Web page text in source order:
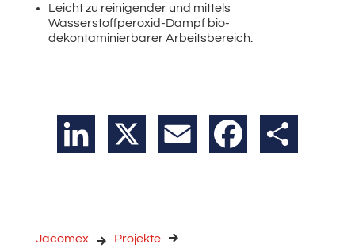
Leicht zu reinigender und mittels
Wasserstoffperoxid-Dampf bio-
dekontaminierbarer Arbeitsbereich.
LinkedIn Email Facebook
Jacomex
Projekte